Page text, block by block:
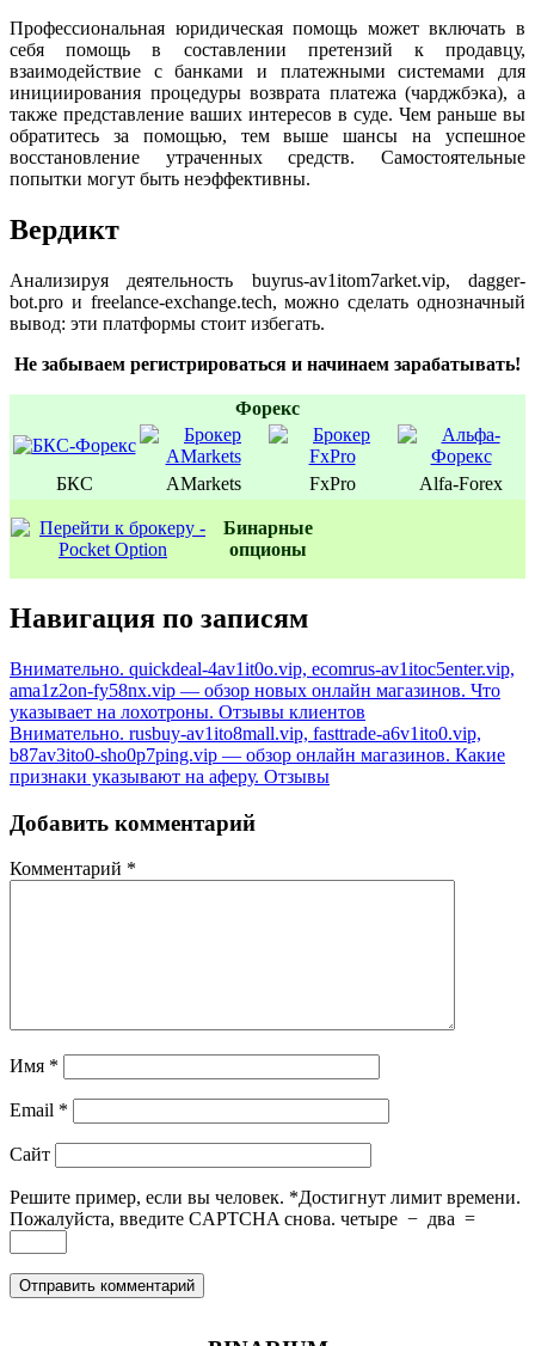
Профессиональная юридическая помощь может включать в
себя помощь в составлении претензий к продавцу,
взаимодействие с банками и платежными системами для
инициирования процедуры возврата платежа (чарджбэка), а
также представление ваших интересов в суде. Чем раньше вы
обратитесь за помощью, тем выше шансы на успешное
восстановление утраченных средств. Самостоятельные
попытки могут быть неэффективны.
Вердикт
Анализируя деятельность buyrus-av1itom7arket.vip, dagger-
bot.pro и freelance-exchange.tech, можно сделать однозначный
вывод: эти платформы стоит избегать.
Не забываем регистрироваться и начинаем зарабатывать!
Форекс
БКС AMarkets FxPro Alfa-Forex
Бинаpные
oпционы
Навигация по записям
Внимательно. quickdeal-4av1it0o.vip, ecomrus-av1itoc5enter.vip,
ama1z2on-fy58nx.vip — обзор новых онлайн магазинов. Что
указывает на лохотроны. Отзывы клиентов
Внимательно. rusbuy-av1ito8mall.vip, fasttrade-a6v1ito0.vip,
b87av3ito0-sho0p7ping.vip — обзор онлайн магазинов. Какие
признаки указывают на аферу. Отзывы
Добавить комментарий
Комментарий *
Имя *
Email *
Сайт
Решите пример, если вы человек. *Достигнут лимит времени.
Пожалуйста, введите CAPTCHA снова. четыре − два =